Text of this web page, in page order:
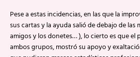
Pese a estas incidencias, en las que la
sus cartas y la ayuda salió de debajo de las
amigos y los donetes… ), lo cierto es que
ambos grupos, mostró su apoyo y